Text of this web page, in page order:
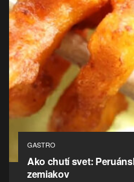
GASTRO
Ako chutí svet:
zemiakov